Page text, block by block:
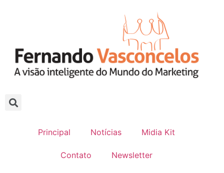
Principal Notícias Midia Kit
Contato Newsletter